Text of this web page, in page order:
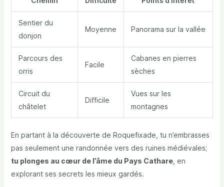
Sentier du
donjon
Moyenne Panorama sur la vallée
Parcours des
orris
Facile
Cabanes en pierres
sèches
Circuit du
châtelet
Difficile
Vues sur les
montagnes
En partant à la découverte de Roquefixade, tu n’embrasses
pas seulement une randonnée vers des ruines médiévales;
tu plonges au cœur de l’âme du Pays Cathare, en
explorant ses secrets les mieux gardés.